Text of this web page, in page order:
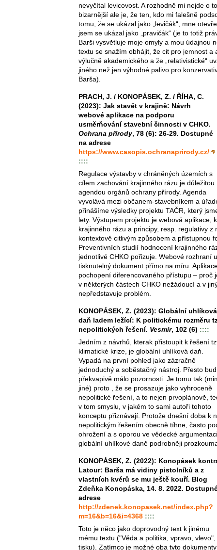
nevyčítal levicovost. A rozhodně mi nejde o
bizarnější ale je, že ten, kdo mi falešně
tomu, že se ukázal jako „levičák“, mne
jsem se ukázal jako „pravičák“ (je to totiž
Barši vysvětluje moje omyly a mou údajnou
textu se snažím obhájit, že cit pro jemnost a
výlučně akademického a že „relativistické“
jiného než jen výhodné palivo pro
Barša).
PRACH, J. / KONOPÁSEK, Z. / ŘÍHA, C.
(2023): Jak stavět v krajině: Návrh
webové aplikace na podporu
usměrňování stavební činnosti v CHKO.
Ochrana přírody, 78 (6): 26-29. Dostupné
na adrese
https://www.casopis.ochranaprirody.cz/
::::
Regulace výstavby v chráněných územích s
cílem zachování krajinného rázu je důležitou
agendou orgánů ochrany přírody. Agenda
vyvolává mezi občanem-stavebníkem a
přinášíme výsledky projektu TAČR, který
lety. Výstupem projektu je webová aplikace,
krajinného rázu a principy, resp. regulativy z
kontextově citlivým způsobem a přístupnou
Preventivních studií hodnocení krajinného
jednotlivé CHKO pořizuje. Webové rozhraní
tisknutelný dokument přímo na míru.
pochopení diferencovaného přístupu – proč
v některých částech CHKO nežádoucí a v
nepředstavuje problém.
KONOPÁSEK, Z. (2023): Globální uhlíková
daň ladem ležící: K politickému rozměru
nepolitických řešení. Vesmír, 102 (6) ::::
Jedním z návrhů, kterak přistoupit k řešení
klimatické krize, je globální uhlíková daň.
Vypadá na první pohled jako zázračně
jednoduchý a soběstačný nástroj. Přesto
překvapivě málo pozornosti. Je tomu tak
jiné) proto , že se prosazuje jako vyhroceně
nepolitické řešení, a to nejen prvoplánově,
v tom smyslu, v jakém to sami autoři tohoto
konceptu přiznávají. Protože dnešní doba k
nepolitickým řešením obecně tíhne, často
ohrožení a s oporou ve vědecké
globální uhlíkové daně podrobněji
KONOPÁSEK, Z. (2022): Konopásek
Latour: Barša má vidiny pistolníků a z
vlastních kvérů se mu ještě kouří. Blog
Zdeňka Konopáska, 14. 8. 2022.
adrese
http://zdenek.konopasek.net/index.php?
m=16&b=16&i=4368 ::::
Toto je něco jako doprovodný text k jinému
mému textu ("Věda a politika, vpravo, vlevo",
tisku). Zatímco je možné oba tyto